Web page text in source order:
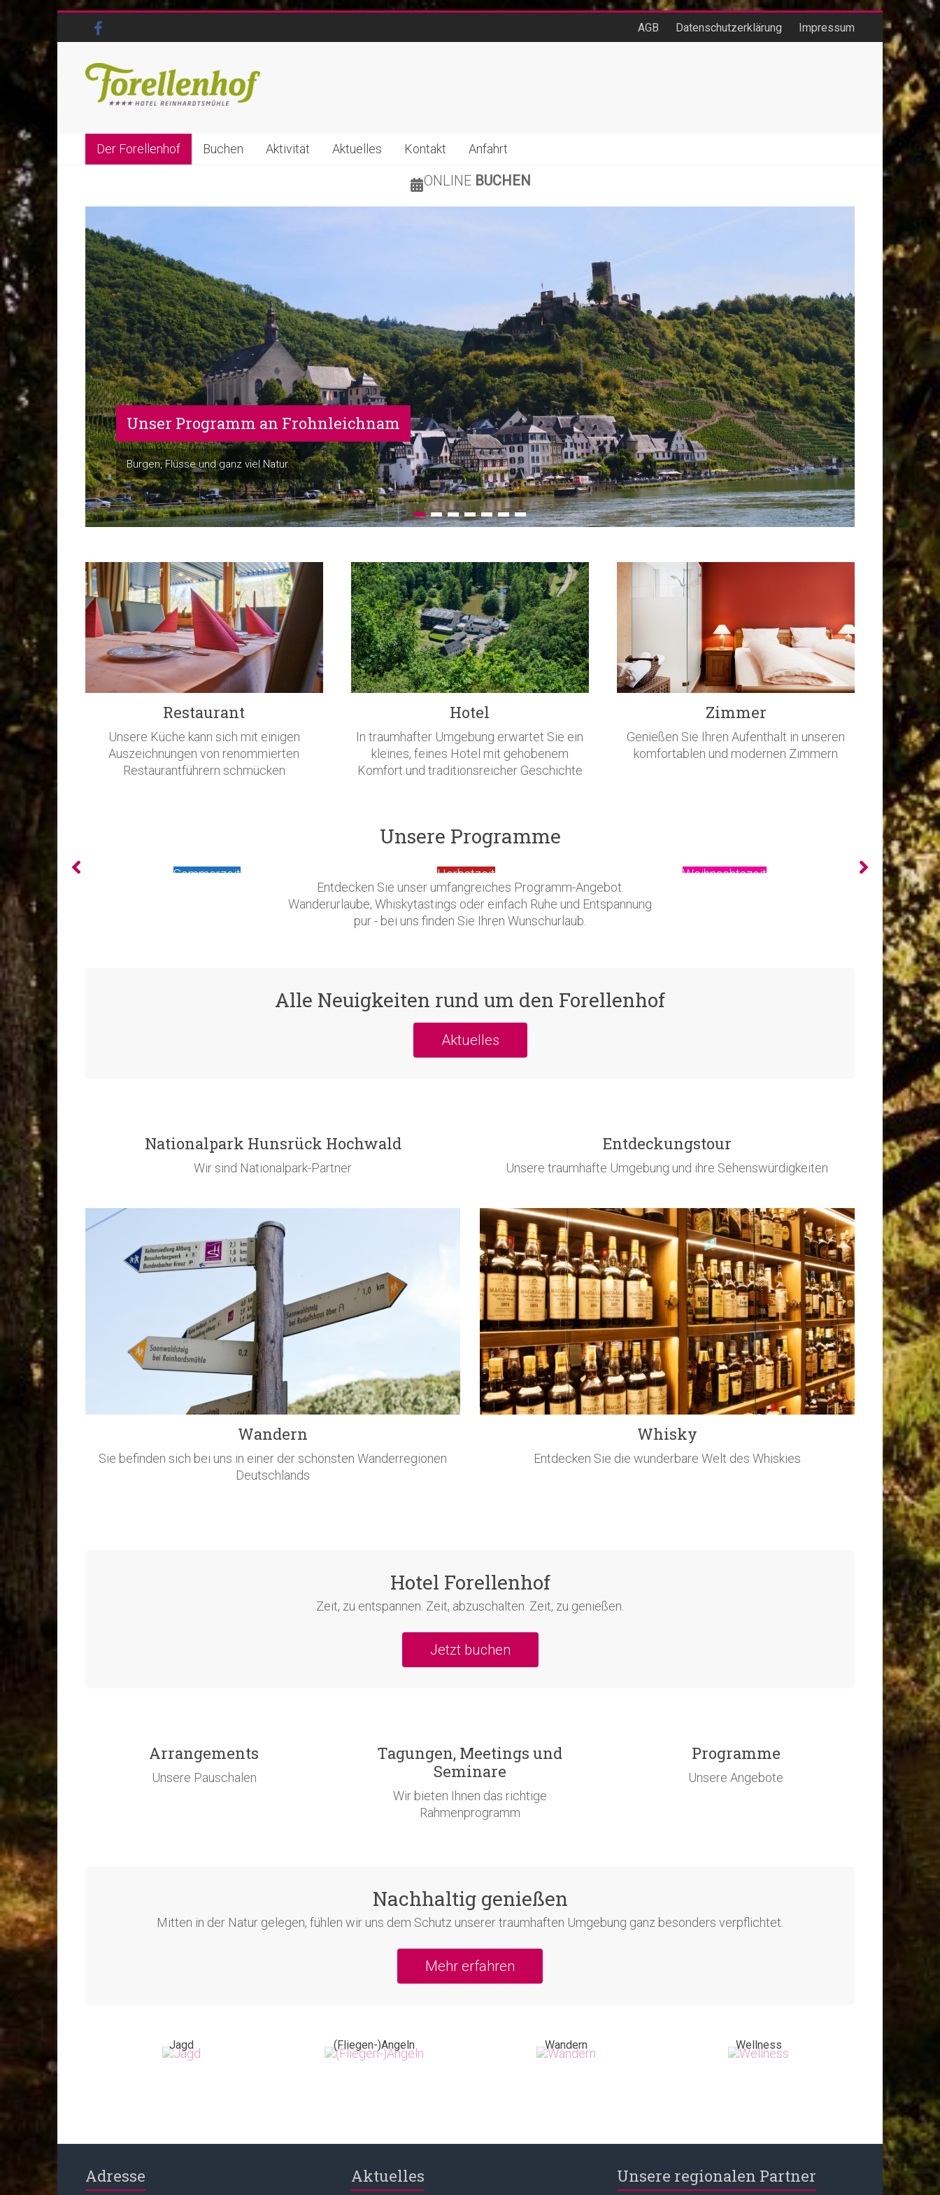
AGB Datenschutzerklärung Impressum
Der Forellenhof Buchen Aktivität Aktuelles Kontakt Anfahrt
ONLINE BUCHEN
Sommerwoche
Wandern, Wohlfühlen und Schlemmen im Hunsrück.
1 2 3 4 5 6 7
Restaurant
Unsere Küche kann sich mit einigen
Auszeichnungen von renommierten
Restaurantführern schmücken
Hotel
In traumhafter Umgebung erwartet Sie ein
kleines, feines Hotel mit gehobenem
Komfort und traditionsreicher Geschichte
Zimmer
Genießen Sie Ihren Aufenthalt in unseren
komfortablen und modernen Zimmern
Unsere Programme
Herbstzeit Weihnachtszeit Feiertage
Entdecken Sie unser umfangreiches Programm-Angebot.
Wanderurlaube, Whiskytastings oder einfach Ruhe und Entspannung
pur - bei uns finden Sie Ihren Wunschurlaub.
Alle Neuigkeiten rund um den Forellenhof
Aktuelles
Nationalpark Hunsrück Hochwald
Wir sind Nationalpark-Partner
Entdeckungstour
Unsere traumhafte Umgebung und ihre Sehenswürdigkeiten
Wandern
Sie befinden sich bei uns in einer der schönsten Wanderregionen
Deutschlands
Whisky
Entdecken Sie die wunderbare Welt des Whiskies
Hotel Forellenhof
Zeit, zu entspannen. Zeit, abzuschalten. Zeit, zu genießen.
Jetzt buchen
Arrangements
Unsere Pauschalen
Tagungen, Meetings und
Seminare
Wir bieten Ihnen das richtige
Rahmenprogramm
Programme
Unsere Angebote
Nachhaltig genießen
Mitten in der Natur gelegen, fühlen wir uns dem Schutz unserer traumhaften Umgebung ganz besonders verpflichtet.
Mehr erfahren
Jagd (Fliegen-)Angeln Wandern Wellness
Adresse Aktuelles Unsere regionalen Partner